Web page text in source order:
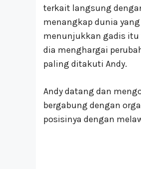
terkait langsung
menangkap dunia
menunjukkan gadis itu
dia menghargai
paling ditakuti Andy.
Andy datang dan
bergabung dengan
posisinya dengan